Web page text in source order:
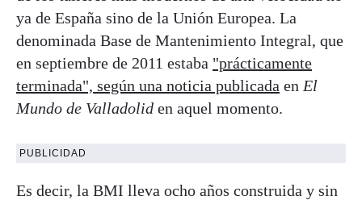
ya de España sino de la Unión Europea. La
denominada Base de Mantenimiento Integral, que
en septiembre de 2011 estaba "prácticamente
terminada", según una noticia publicada en El
Mundo de Valladolid en aquel momento.
PUBLICIDAD
Es decir, la BMI lleva ocho años construida y sin